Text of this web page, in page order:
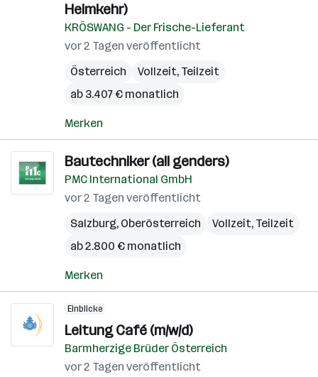
Heimkehr)
KRÖSWANG - Der Frische-Lieferant
vor 2 Tagen veröffentlicht
Österreich
Vollzeit, Teilzeit
ab 3.407 € monatlich
Merken
Bautechniker (all genders)
PMC International GmbH
vor 2 Tagen veröffentlicht
Salzburg, Oberösterreich
Vollzeit, Teilzeit
ab 2.800 € monatlich
Merken
Einblicke
Leitung Café (m/w/d)
Barmherzige Brüder Österreich
vor 2 Tagen veröffentlicht